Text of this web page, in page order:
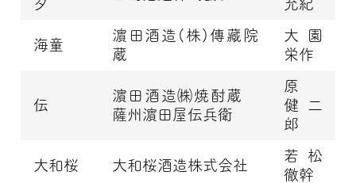
夕
充紀
海童
濵田酒造(株)傳藏院
蔵
大園
栄作
伝
濵田酒造㈱焼酎蔵
薩州濵田屋伝兵衛
原
健二
郎
大和桜 大和桜酒造株式会社
若松
徹幹